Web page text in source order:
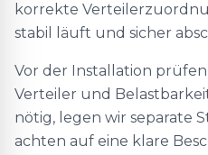
korrekte
stabil läuft und sicher
Vor der Installation
Verteiler und
nötig, legen wir separate
achten auf eine klare